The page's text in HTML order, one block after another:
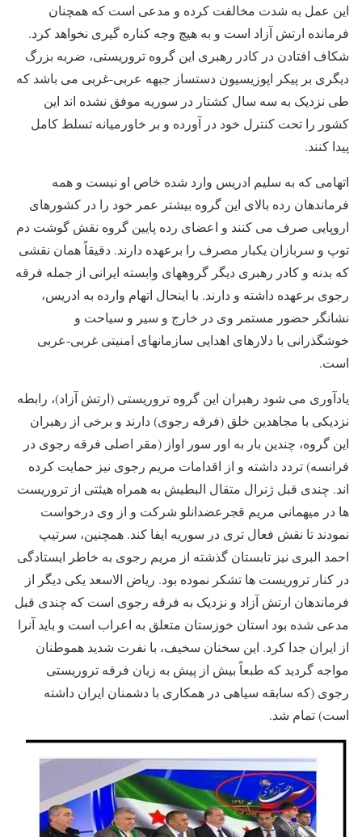
این عمل به شدت مخالفت کرده و مدعی است که همچنان
فرمانده ارتش آزاد است و به هیچ وجه کناره گیری نخواهد کرد.
شکاف افتادن در کادر رهبری این گروه تروریستی، ضربه بزرگ
دیگری بر پیکر اپوزیسیون دستساز جبهه عربی-غربی می باشد که
طی نزدیک به سه سال کشتار در سوریه موفق نشده اند این
کشور را تحت کنترل خود در آورده و بر خاورمیانه تسلط کامل
پیدا کنند.
اتهامی که به سلیم ادریس وارد شده خاص او نیست و همه
فرماندهان رده بالای این گروه بیشتر عمر خود را در کشورهای
اروپایی صرف می کنند و اعضای رده پایین گروه نقش گوشت دم
توپ و سربازان یکبار مصرف را برعهده دارند. دقیقاً همان نقشی
که بدنه و کادر رهبری دیگر گروههای وابسته ایرانی از جمله فرقه
رجوی برعهده داشته و دارند. با اینحال اتهام وارده به ادریس،
نشانگر حضور مستمر وی در خارج و سیر و سیاحت و
خوشگذرانی با دلارهای اهدایی سازمانهای امنیتی غربی-عربی
است.
یادآوری می شود رهبران این گروه تروریستی (ارتش آزاد)، رابطه
نزدیکی با مجاهدین خلق (فرقه رجوی) دارند و برخی از رهبران
این گروه، چندین بار به اور سور اواز (مقر اصلی فرقه رجوی در
فرانسه) تردد داشته و از اقدامات مریم رجوی نیز حمایت کرده
اند. چندی قبل ژنرال متقال البطیش به همراه هیئتی از تروریست
ها در میهمانی مریم قجرعضدانلو شرکت و از وی درخواست
نمودند تا نقش فعال تری در سوریه ایفا کند. همچنین، سرتیپ
احمد البری نیز تابستان گذشته از مریم رجوی به خاطر ایستادگی
در کنار تروریست ها تشکر نموده بود. ریاض الاسعد یکی دیگر از
فرماندهان ارتش آزاد و نزدیک به فرقه رجوی است که چندی قبل
مدعی شده بود استان خوزستان متعلق به اعراب است و باید آنرا
از ایران جدا کرد. این سخنان سخیف، با نفرت شدید هموطنان
مواجه گردید که طبعاً بیش از پیش به زیان فرقه تروریستی
رجوی (که سابقه سیاهی در همکاری با دشمنان ایران داشته
است) تمام شد.